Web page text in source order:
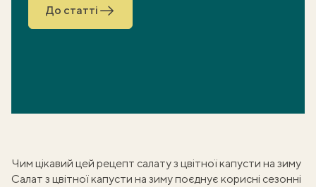
До статті
Чим цікавий цей рецепт салату з цвітної капусти на зиму
Салат з цвітної капусти на зиму поєднує корисні сезонні